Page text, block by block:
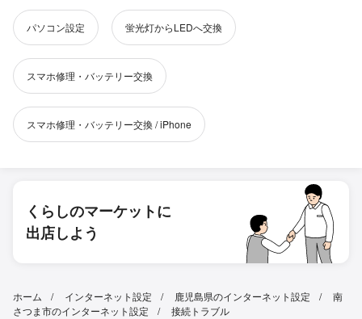
パソコン設定 蛍光灯からLEDへ交換
スマホ修理・バッテリー交換
スマホ修理・バッテリー交換 / iPhone
くらしのマーケットに
出店しよう
ホーム インターネット設定 鹿児島県のインターネット設定
南
さつま市のインターネット設定
接続トラブル